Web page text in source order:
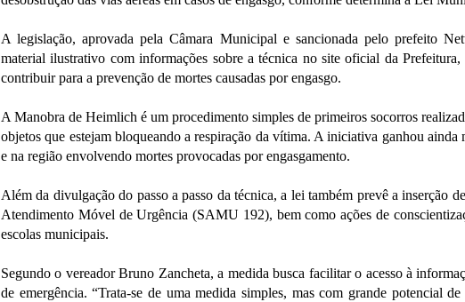
A legislação, aprovada pela Câmara Municipal e sancionada pelo prefeito
material ilustrativo com informações sobre a técnica no site oficial da
contribuir para a prevenção de mortes causadas por engasgo.
A Manobra de Heimlich é um procedimento simples de primeiros socorros
objetos que estejam bloqueando a respiração da vítima. A iniciativa ganhou
e na região envolvendo mortes provocadas por engasgamento.
Além da divulgação do passo a passo da técnica, a lei também prevê a inserção
Atendimento Móvel de Urgência (SAMU 192), bem como ações de
escolas municipais.
Segundo o vereador Bruno Zancheta, a medida busca facilitar o acesso à
de emergência. “Trata-se de uma medida simples, mas com grande potencial